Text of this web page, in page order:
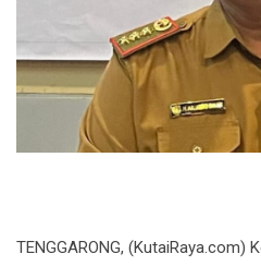
TENGGARONG, (KutaiRaya.com)